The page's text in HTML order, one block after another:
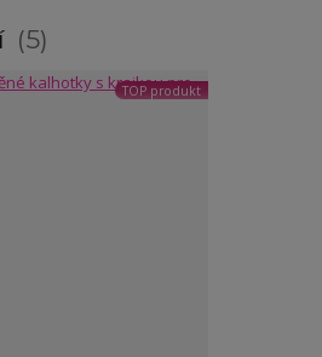
5
TOP produkt